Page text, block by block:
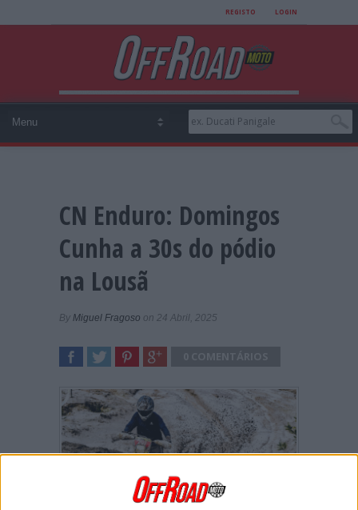
REGISTO LOGIN
CN Enduro: Domingos
Cunha a 30s do pódio
na Lousã
By Miguel Fragoso on 24 Abril, 2025